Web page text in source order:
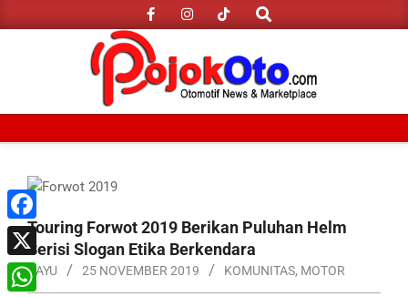
to
Search
Navigation
Menu
Touring Forwot 2019 Berikan Puluhan Helm
Berisi Slogan Etika Berkendara
BAYU 25 NOVEMBER 2019 KOMUNITAS, MOTOR
Facebook
X